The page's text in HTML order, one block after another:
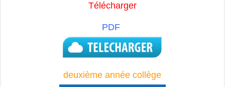
Télécharger
PDF
deuxième année collège